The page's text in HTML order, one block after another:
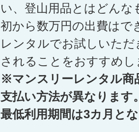
い、登山用品とはどん
初から数万円の出費は
レンタルでお試しいた
されることをおすすめし
※マンスリーレンタル商
支払い方法が異なります
最低利用期間は3カ月と